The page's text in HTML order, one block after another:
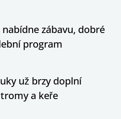
nabídne zábavu, dobré
program
už brzy doplní
a keře